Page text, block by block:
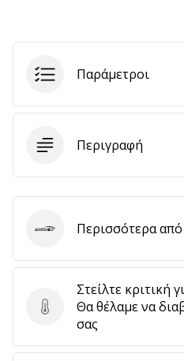
τα
σας
έσοδα.
Εμφάνιση
των
Παράμετροι
Περιγραφή
Στείλτε κριτική για το
Στείλτε κριτική
Θα θέλαμε να
σας
INOV-8Περισσότερα